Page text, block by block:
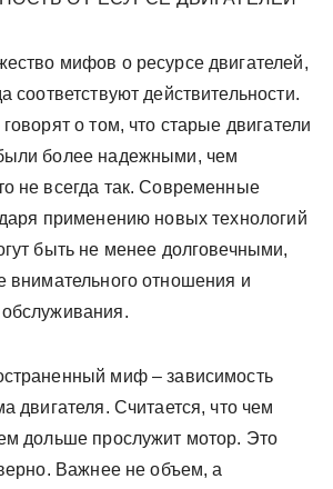
мифов о ресурсе двигателей,
соответствуют действительности.
о том, что старые двигатели
более надежными, чем
не всегда так. Современные
применению новых технологий
быть не менее долговечными,
внимательного отношения и
миф – зависимость
двигателя. Считается, что чем
дольше прослужит мотор. Это
Важнее не объем, а